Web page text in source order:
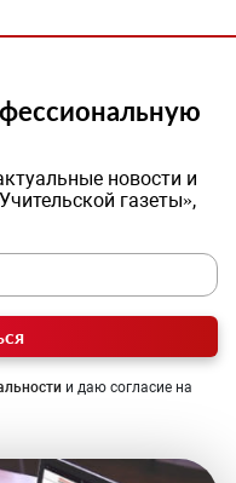
новости и
газеты»,
и даю согласие на